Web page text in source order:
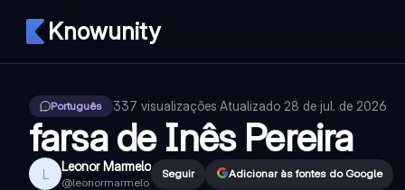
Knowunity
Português 337 visualizações·Atualizado 28 de jul. de 2026
farsa de Inês Pereira
L Leonor Marmelo
@leonormarmelo
Seguir Adicionar às fontes do Google